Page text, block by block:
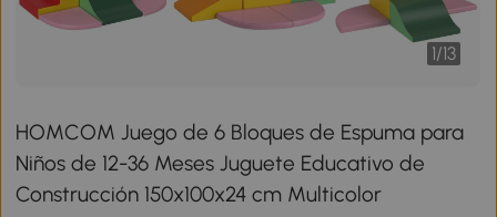
1/13
HOMCOM Juego de 6 Bloques de Espuma para
Niños de 12-36 Meses Juguete Educativo de
Construcción 150x100x24 cm Multicolor